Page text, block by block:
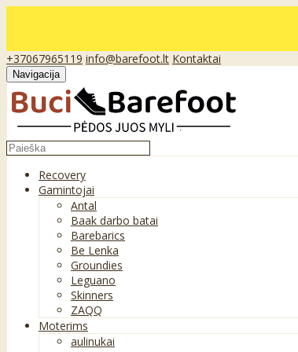
+37067965119 info@barefoot.lt Kontaktai
Navigacija
Recovery
Gamintojai
Antal
Baak darbo batai
Barebarics
Be Lenka
Groundies
Leguano
Skinners
ZAQQ
Moterims
aulinukai